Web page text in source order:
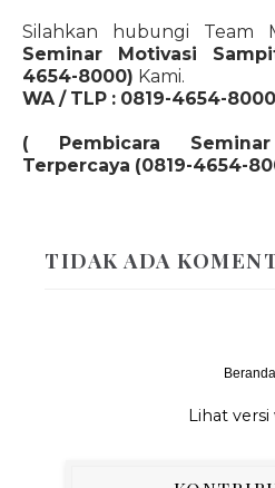
Silahkan hubungi Team
Seminar Motivasi
4654-8000) Kami.
WA / TLP : 0819-4654-8000
(
Pembicara
Terpercaya (0819-4654-
TIDAK ADA
Beranda
Lihat